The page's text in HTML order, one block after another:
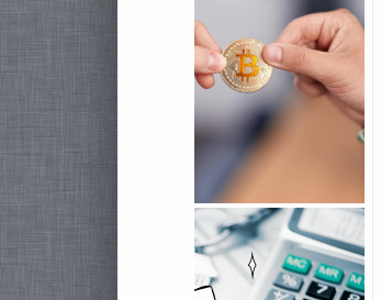
поведения на нём.
Петербургские
криптообменники,
московские